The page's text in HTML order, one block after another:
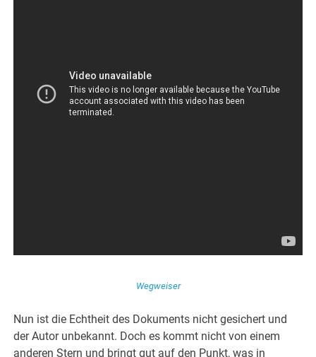
Wegweiser
Nun ist die Echtheit des Dokuments nicht gesichert und
der Autor unbekannt. Doch es kommt nicht von einem
anderen Stern und bringt gut auf den Punkt, was in